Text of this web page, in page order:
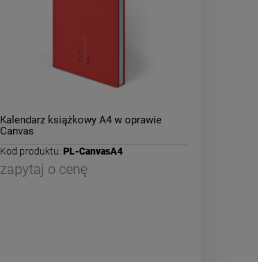
Kalendarz książkowy A4 w oprawie
Canvas
Kod produktu: PL-CanvasA4
zapytaj o cenę